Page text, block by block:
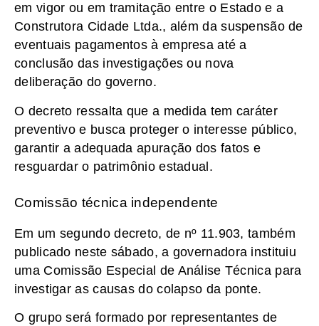
em vigor ou em tramitação entre o Estado e a
Construtora Cidade Ltda., além da suspensão de
eventuais pagamentos à empresa até a
conclusão das investigações ou nova
deliberação do governo.
O decreto ressalta que a medida tem caráter
preventivo e busca proteger o interesse público,
garantir a adequada apuração dos fatos e
resguardar o patrimônio estadual.
Comissão técnica independente
Em um segundo decreto, de nº 11.903, também
publicado neste sábado, a governadora instituiu
uma Comissão Especial de Análise Técnica para
investigar as causas do colapso da ponte.
O grupo será formado por representantes de